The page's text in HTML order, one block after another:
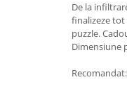
De la
finalizeze tot
puzzle.
Dimensiune